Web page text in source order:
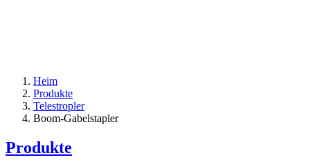
Heim
Produkte
Telestropler
Boom-Gabelstapler
Produkte